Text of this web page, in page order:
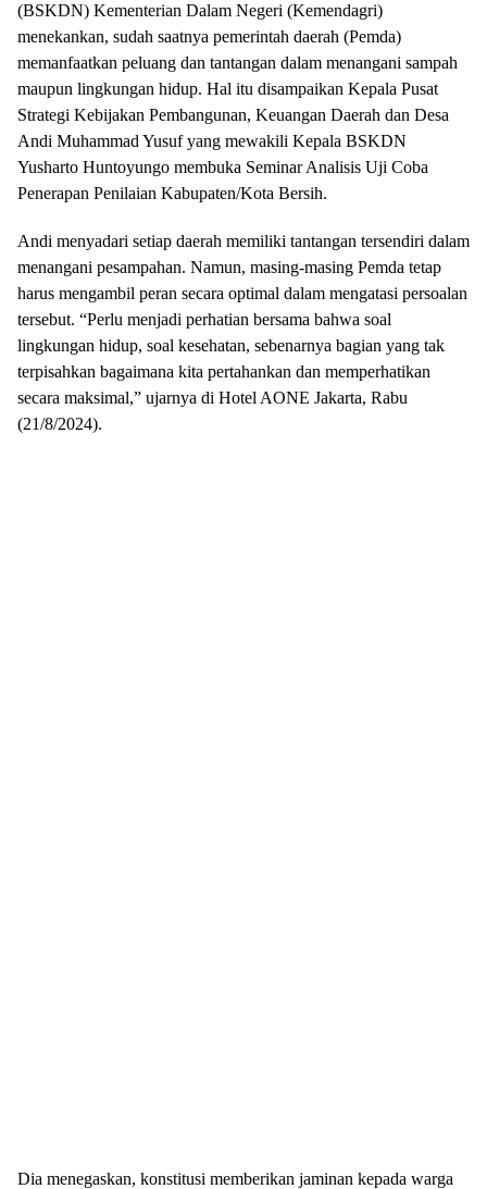
(BSKDN) Kementerian Dalam Negeri (Kemendagri)
menekankan, sudah saatnya pemerintah daerah (Pemda)
memanfaatkan peluang dan tantangan dalam menangani sampah
maupun lingkungan hidup. Hal itu disampaikan Kepala Pusat
Strategi Kebijakan Pembangunan, Keuangan Daerah dan Desa
Andi Muhammad Yusuf yang mewakili Kepala BSKDN
Yusharto Huntoyungo membuka Seminar Analisis Uji Coba
Penerapan Penilaian Kabupaten/Kota Bersih.
Andi menyadari setiap daerah memiliki tantangan tersendiri dalam
menangani pesampahan. Namun, masing-masing Pemda tetap
harus mengambil peran secara optimal dalam mengatasi persoalan
tersebut. “Perlu menjadi perhatian bersama bahwa soal
lingkungan hidup, soal kesehatan, sebenarnya bagian yang tak
terpisahkan bagaimana kita pertahankan dan memperhatikan
secara maksimal,” ujarnya di Hotel AONE Jakarta, Rabu
(21/8/2024).
Dia menegaskan, konstitusi memberikan jaminan kepada warga